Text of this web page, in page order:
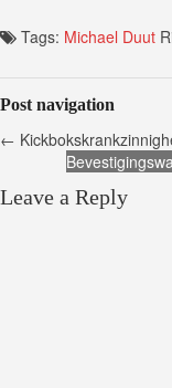
Tags: Michael Duut
Post navigation
←
Leave a Reply